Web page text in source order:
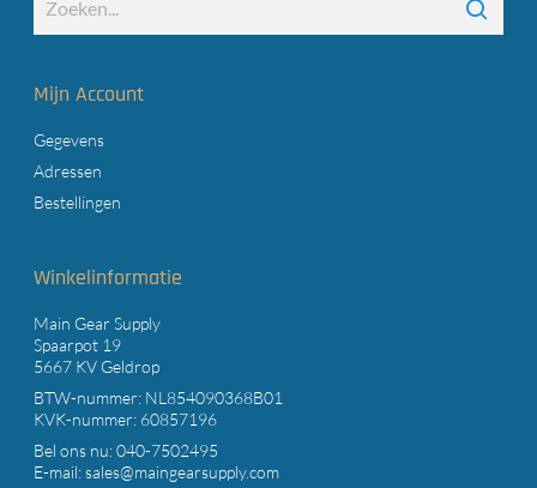
Mijn Account
Gegevens
Adressen
Bestellingen
Winkelinformatie
Main Gear Supply
Spaarpot 19
5667 KV Geldrop
BTW-nummer: NL854090368B01
KVK-nummer: 60857196
Bel ons nu:040-7502495
E-mail:sales@maingearsupply.com